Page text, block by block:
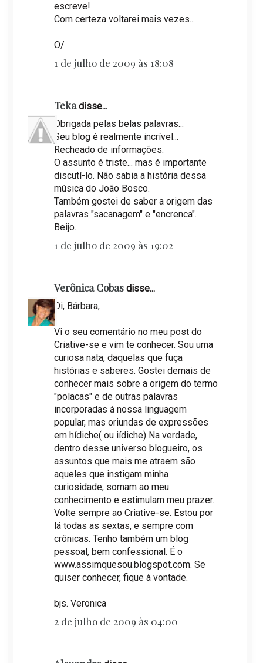
escreve!
Com certeza voltarei mais vezes...
O/
1 de julho de 2009 às 18:08
Tekadisse...
Obrigada pelas belas palavras...
Seu blog é realmente incrível...
Recheado de informações.
O assunto é triste... mas é importante
discutí-lo. Não sabia a história dessa
música do João Bosco.
Também gostei de saber a origem das
palavras "sacanagem" e "encrenca".
Beijo.
1 de julho de 2009 às 19:02
Verônica Cobasdisse...
Oi, Bárbara,
Vi o seu comentário no meu post do
Criative-se e vim te conhecer. Sou uma
curiosa nata, daquelas que fuça
histórias e saberes. Gostei demais de
conhecer mais sobre a origem do termo
"polacas" e de outras palavras
incorporadas à nossa linguagem
popular, mas oriundas de expressões
em hídiche( ou iídiche) Na verdade,
dentro desse universo blogueiro, os
assuntos que mais me atraem são
aqueles que instigam minha
curiosidade, somam ao meu
conhecimento e estimulam meu prazer.
Volte sempre ao Criative-se. Estou por
lá todas as sextas, e sempre com
crônicas. Tenho também um blog
pessoal, bem confessional. É o
www.assimquesou.blogspot.com. Se
quiser conhecer, fique à vontade.
bjs. Veronica
2 de julho de 2009 às 04:00